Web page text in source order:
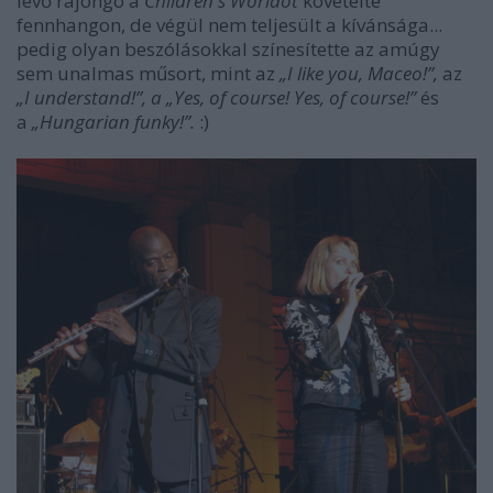
fennhangon, de végül nem teljesült a kívánsága...
pedig olyan beszólásokkal színesítette az amúgy
sem unalmas műsort, mint az „I like you, Maceo!”, az
„I understand!”, a „Yes, of course! Yes, of course!”és
a „Hungarian funky!”. :)